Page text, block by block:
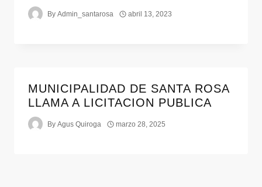
By Admin_santarosa abril 13, 2023
MUNICIPALIDAD DE SANTA ROSA
LLAMA A LICITACION PUBLICA
By Agus Quiroga marzo 28, 2025